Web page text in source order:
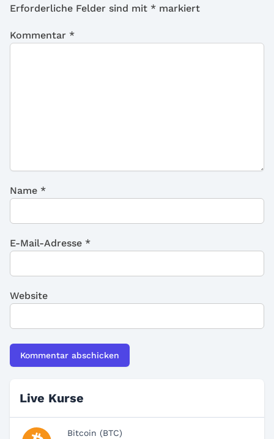
Erforderliche Felder sind mit * markiert
Kommentar *
Name *
E-Mail-Adresse *
Website
Live Kurse
Bitcoin (BTC)